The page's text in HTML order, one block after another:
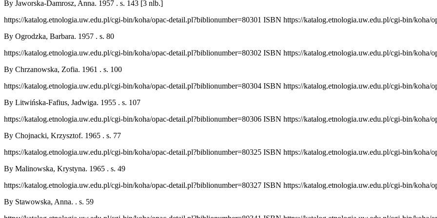
By Jaworska-Damrosz, Anna. 1957 . s. 143 [3 nlb.]
https://katalog.etnologia.uw.edu.pl/cgi-bin/koha/opac-detail.pl?biblionumber=80301 ISBN https://katalog.etnologia.uw.edu.pl/cgi-bin/koha/
By Ogrodzka, Barbara. 1957 . s. 80
https://katalog.etnologia.uw.edu.pl/cgi-bin/koha/opac-detail.pl?biblionumber=80302 ISBN https://katalog.etnologia.uw.edu.pl/cgi-bin/koha/
By Chrzanowska, Zofia. 1961 . s. 100
https://katalog.etnologia.uw.edu.pl/cgi-bin/koha/opac-detail.pl?biblionumber=80304 ISBN https://katalog.etnologia.uw.edu.pl/cgi-bin/koha/
By Litwińska-Fafius, Jadwiga. 1955 . s. 107
https://katalog.etnologia.uw.edu.pl/cgi-bin/koha/opac-detail.pl?biblionumber=80306 ISBN https://katalog.etnologia.uw.edu.pl/cgi-bin/koha/
By Chojnacki, Krzysztof. 1965 . s. 77
https://katalog.etnologia.uw.edu.pl/cgi-bin/koha/opac-detail.pl?biblionumber=80325 ISBN https://katalog.etnologia.uw.edu.pl/cgi-bin/koha/
By Malinowska, Krystyna. 1965 . s. 49
https://katalog.etnologia.uw.edu.pl/cgi-bin/koha/opac-detail.pl?biblionumber=80327 ISBN https://katalog.etnologia.uw.edu.pl/cgi-bin/koha/
By Stawowska, Anna. . s. 59